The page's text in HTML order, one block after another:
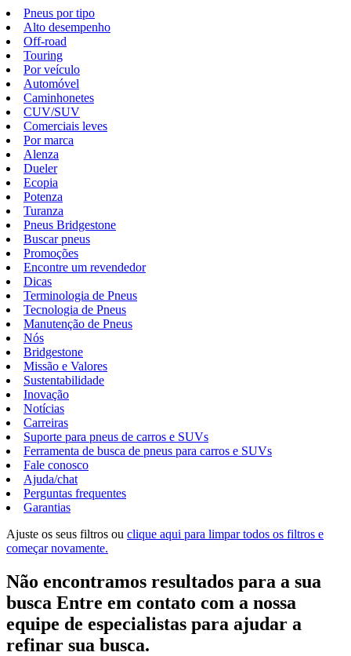
Pneus por tipo
Alto desempenho
Off-road
Touring
Por veículo
Automóvel
Caminhonetes
CUV/SUV
Comerciais leves
Por marca
Alenza
Dueler
Ecopia
Potenza
Turanza
Pneus Bridgestone
Buscar pneus
Promoções
Encontre um revendedor
Dicas
Terminologia de Pneus
Tecnologia de Pneus
Manutenção de Pneus
Nós
Bridgestone
Missão e Valores
Sustentabilidade
Inovação
Notícias
Carreiras
Suporte para pneus de carros e SUVs
Ferramenta de busca de pneus para carros e SUVs
Fale conosco
Ajuda/chat
Perguntas frequentes
Garantias
Ajuste os seus filtros ou clique aqui para limpar todos os filtros e
começar novamente.
Não encontramos resultados para a sua
busca Entre em contato com a nossa
equipe de especialistas para ajudar a
refinar sua busca.